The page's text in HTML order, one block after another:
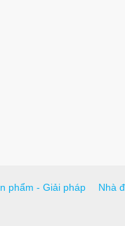
phẩm - Giải pháp Nhà